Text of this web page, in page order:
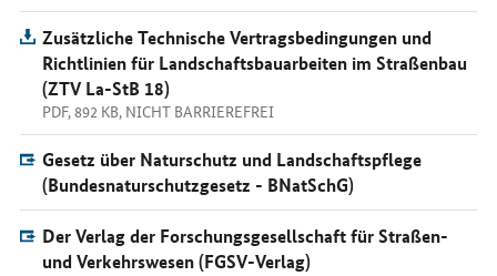
Zusätzliche Technische Vertragsbedingungen und
Richtlinien für Landschaftsbauarbeiten im Straßenbau
(ZTV La-StB 18)
PDF, 892 KB, NICHT BARRIEREFREI
Gesetz über Naturschutz und Landschaftspflege
(Bundesnaturschutzgesetz - BNatSchG)
Der Verlag der Forschungsgesellschaft für Straßen-
und Verkehrswesen (FGSV-Verlag)